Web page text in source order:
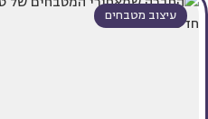
עיצוב מטבחים